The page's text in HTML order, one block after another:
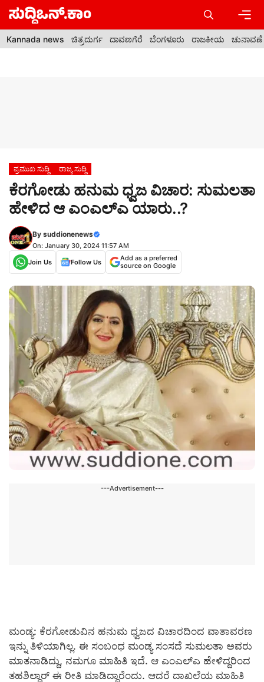
Skip
content
Kannada news ಚಿತ್ರದುರ್ಗ ದಾವಣಗೆರೆ ಬೆಂಗಳೂರು ರಾಜಕೀಯ ಚುನಾವಣೆ
ಪ್ರಮುಖ ಸುದ್ದಿ ರಾಜ್ಯ ಸುದ್ದಿ
ಕೆರಗೋಡು ಹನುಮ ಧ್ವಜ ವಿಚಾರ: ಸುಮಲತಾ
ಹೇಳಿದ ಆ ಎಂಎಲ್ಎ ಯಾರು..?
By suddionenews
On: January 30, 2024 11:57 AM
Join Us
Follow Us
Add as a preferred
source on Google
---Advertisement---
ಮಂಡ್ಯ: ಕೆರಗೋಡುವಿನ ಹನುಮ ಧ್ವಜದ ವಿಚಾರದಿಂದ ವಾತಾವರಣ
ಇನ್ನು ತಿಳಿಯಾಗಿಲ್ಲ. ಈ ಸಂಬಂಧ ಮಂಡ್ಯ ಸಂಸದೆ ಸುಮಲತಾ ಅವರು
ಮಾತನಾಡಿದ್ದು, ನಮಗೂ ಮಾಹಿತಿ ಇದೆ. ಆ ಎಂಎಲ್ಎ ಹೇಳಿದ್ದರಿಂದ
ತಹಶಿಲ್ದಾರ್ ಈ ರೀತಿ ಮಾಡಿದ್ದಾರೆಂದು. ಆದರೆ ದಾಖಲೆಯ ಮಾಹಿತಿ